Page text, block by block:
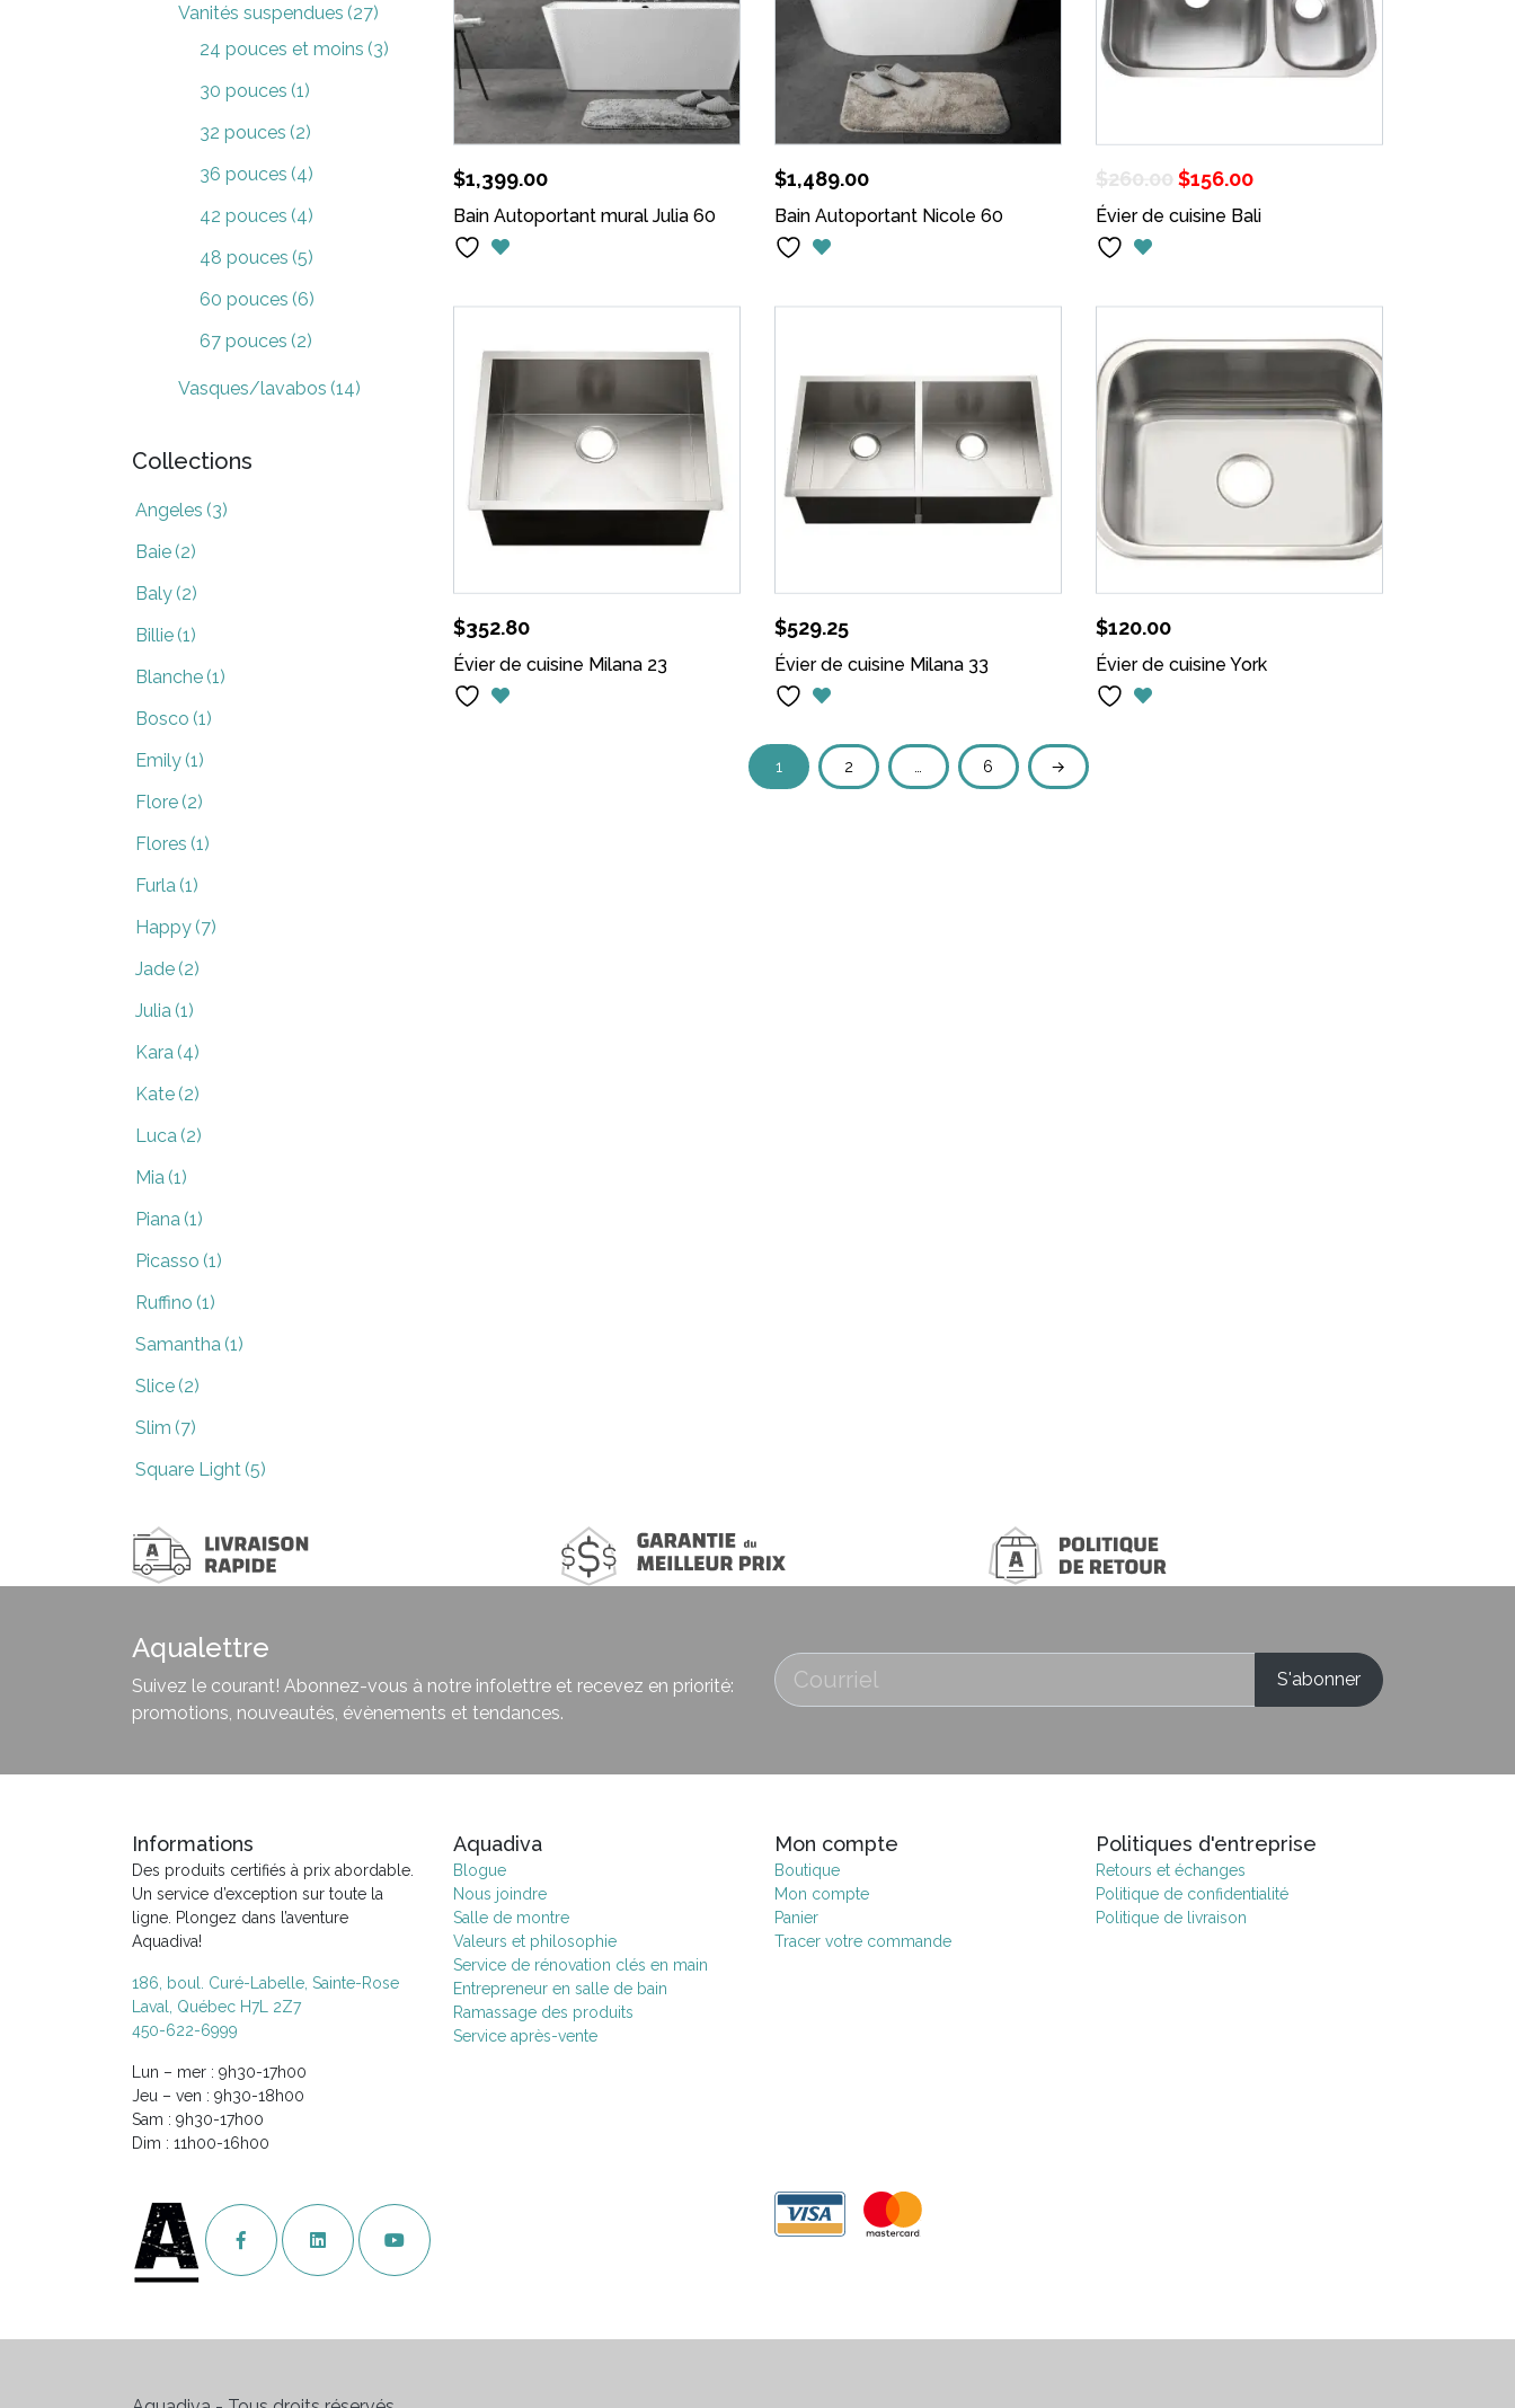
Vanités suspendues (27)
24 pouces et moins (3)
30 pouces (1)
32 pouces (2)
36 pouces (4)
42 pouces (4)
48 pouces (5)
60 pouces (6)
67 pouces (2)
Vasques/lavabos (14)
Collections
Angeles (3)
Baie (2)
Baly (2)
Billie (1)
Blanche (1)
Bosco (1)
Emily (1)
Flore (2)
Flores (1)
Furla (1)
Happy (7)
Jade (2)
Julia (1)
Kara (4)
Kate (2)
Luca (2)
Mia (1)
Piana (1)
Picasso (1)
Ruffino (1)
Samantha (1)
Slice (2)
Slim (7)
Square Light (5)
$1,399.00
Bain Autoportant mural Julia 60
$1,489.00
Bain Autoportant Nicole 60
$260.00 Le
prix
$156.00
prix
Évier de cuisine Bali
$352.80
Évier de cuisine Milana 23
$529.25
Évier de cuisine Milana 33
$120.00
Évier de cuisine York
1 2 6 →
Aqualettre
Suivez le courant! Abonnez-vous à notre infolettre et recevez en priorité:
promotions, nouveautés, évènements et tendances.
Informations
Des produits certifiés à prix abordable.
Un service d’exception sur toute la
ligne. Plongez dans l’aventure
Aquadiva!
186, boul. Curé-Labelle, Sainte-Rose
Laval, Québec H7L 2Z7
450-622-6999
Lun – mer : 9h30-17h00
Jeu – ven : 9h30-18h00
Sam : 9h30-17h00
Dim : 11h00-16h00
Aquadiva
Blogue
Nous joindre
Salle de montre
Valeurs et philosophie
Service de rénovation clés en main
Entrepreneur en salle de bain
Ramassage des produits
Service après-vente
Mon compte
Boutique
Mon compte
Panier
Tracer votre commande
Politiques d'entreprise
Retours et échanges
Politique de confidentialité
Politique de livraison